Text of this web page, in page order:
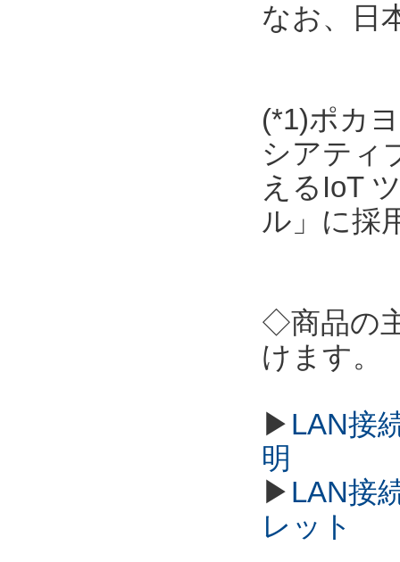
なお、日
(*1)ポカ
シアティ
えるIoT
ル」に採
◇商品の
けます。
▶ LAN接
明
▶ LAN接
レット